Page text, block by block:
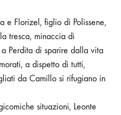
e Florizel, figlio di Polissene,
tresca, minaccia di
Perdita di sparire dalla vita
a dispetto di tutti,
da Camillo si rifugiano in
situazioni, Leonte